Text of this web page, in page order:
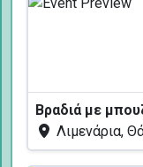
Λιμενάρια,